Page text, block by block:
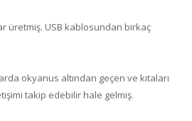
üretmiş. USB kablosundan birkaç
okyanus altından geçen ve kıtaları
takip edebilir hale gelmiş.